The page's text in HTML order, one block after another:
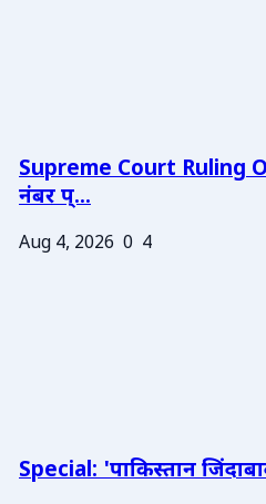
Supreme Court Ruling
नंबर प्...
Aug 4, 2026 0 4
Special: 'पाकिस्तान